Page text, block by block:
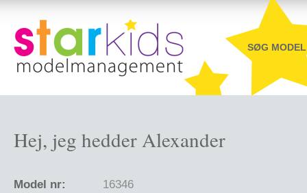
SØG MODEL
Hej, jeg hedder Alexander
Model nr:
16346